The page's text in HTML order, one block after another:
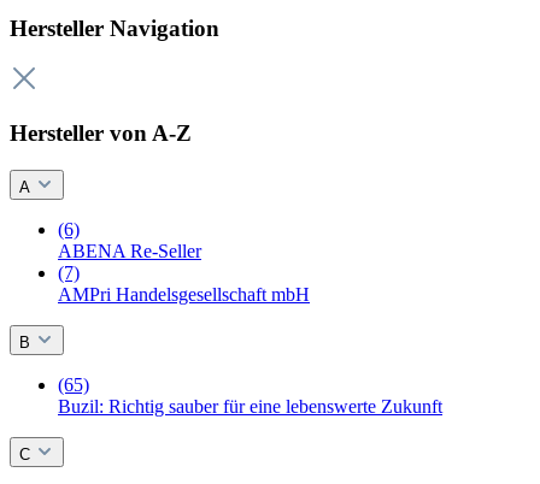
Hersteller Navigation
Hersteller von A-Z
A
(6)
ABENA Re-Seller
(7)
AMPri Handelsgesellschaft mbH
B
(65)
Buzil: Richtig sauber für eine lebenswerte Zukunft
C